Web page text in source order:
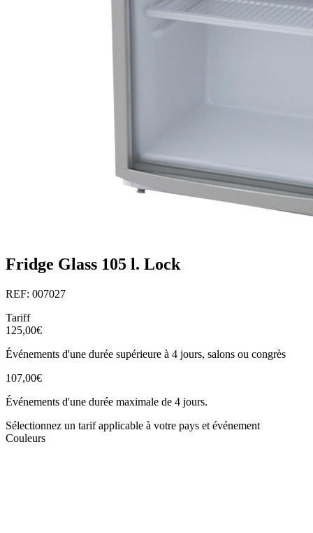
Fridge Glass 105 l. Lock
REF: 007027
Tariff
125,00€
Événements d'une durée supérieure à 4 jours, salons ou congrès
107,00€
Événements d'une durée maximale de 4 jours.
Sélectionnez un tarif applicable à votre pays et événement
Couleurs